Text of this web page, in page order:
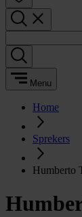
Menu
Home
Sprekers
Humberto